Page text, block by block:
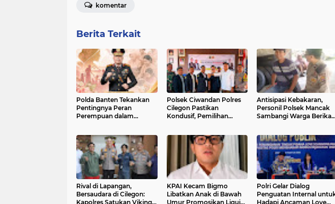
komentar
Berita Terkait
Polda Banten Tekankan
Pentingnya Peran
Perempuan dalam
Polsek Ciwandan Polres
Cilegon Pastikan
Kondusif, Pemilihan
Antisipasi Kebakaran,
Personil Polsek Mancak
Sambangi Warga Berikan
Rival di Lapangan,
Bersaudara di Cilegon:
Kapolres Satukan Viking
KPAI Kecam Bigmo
Libatkan Anak di Bawah
Umur Promosikan Liquid
Polri Gelar Dialog
Penguatan Internal
Hadapi Ancaman Love